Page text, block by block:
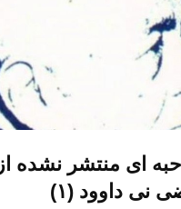
ای منتشر نشده از
نی داوود (۱)
یادداشتی بر موسیقی